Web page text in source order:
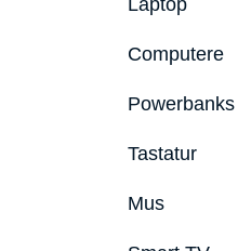
Computere
Powerbanks
Tastatur
Mus